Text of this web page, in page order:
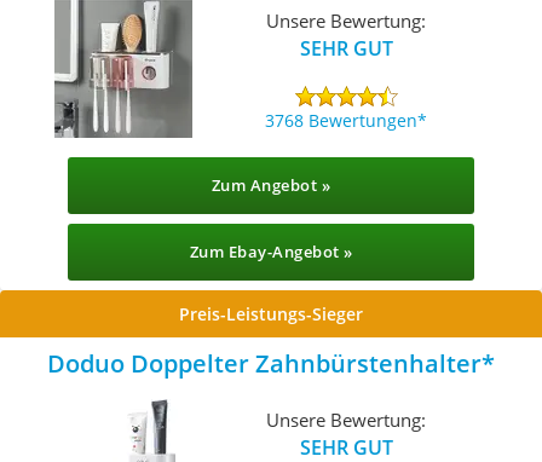
Unsere Bewertung:
SEHR GUT
3768 Bewertungen
Zum Angebot »
Zum Ebay-Angebot »
Preis-Leistungs-Sieger
Doduo Doppelter Zahnbürstenhalter
Unsere Bewertung:
SEHR GUT